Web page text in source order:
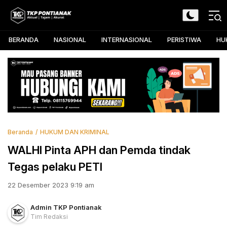
TKP Pontianak
Aktual, Tajam, dan Akurat
BERANDA NASIONAL INTERNASIONAL PERISTIWA
Beranda HUKUM DAN KRIMINAL
WALHI Pinta APH dan Pemda tindak
Tegas pelaku PETI
22 Desember 2023 9:19 am
Admin TKP Pontianak
Tim Redaksi